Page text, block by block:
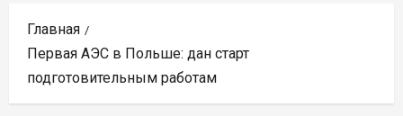
Главная
Первая АЭС в Польше: дан старт
подготовительным работам